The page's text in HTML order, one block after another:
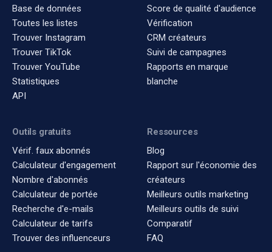
Base de données
Toutes les listes
Trouver Instagram
Trouver TikTok
Trouver YouTube
Statistiques
API
Score de qualité d'audience
Vérification
CRM créateurs
Suivi de campagnes
Rapports en marque
blanche
Outils gratuits
Vérif. faux abonnés
Calculateur d'engagement
Nombre d'abonnés
Calculateur de portée
Recherche d'e-mails
Calculateur de tarifs
Trouver des influenceurs
Ressources
Blog
Rapport sur l'économie des
créateurs
Meilleurs outils marketing
Meilleurs outils de suivi
Comparatif
FAQ